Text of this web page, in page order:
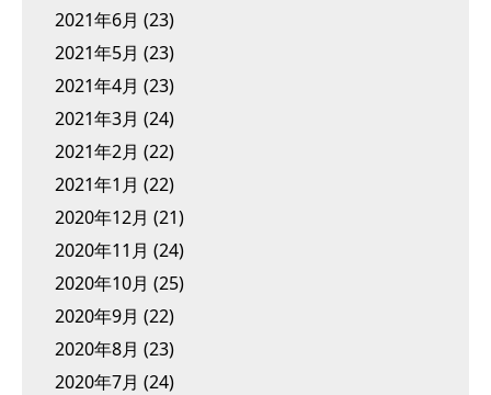
2021年6月 (23)
2021年5月 (23)
2021年4月 (23)
2021年3月 (24)
2021年2月 (22)
2021年1月 (22)
2020年12月 (21)
2020年11月 (24)
2020年10月 (25)
2020年9月 (22)
2020年8月 (23)
2020年7月 (24)